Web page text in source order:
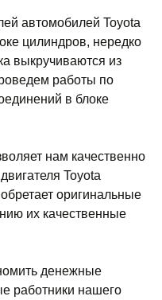
автомобилей Toyota
цилиндров, нередко
выкручиваются из
работы по
в блоке
нам качественно
Toyota
оригинальные
их качественные
денежные
работники нашего